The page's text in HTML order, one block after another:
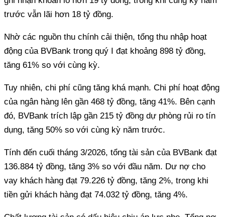
trước vẫn lãi hơn 18 tỷ đồng.
Nhờ các nguồn thu chính cải thiện, tổng thu nhập hoạt
động của BVBank trong quý I đạt khoảng 898 tỷ đồng,
tăng 61% so với cùng kỳ.
Tuy nhiên, chi phí cũng tăng khá mạnh. Chi phí hoạt động
của ngân hàng lên gần 468 tỷ đồng, tăng 41%. Bên cạnh
đó, BVBank trích lập gần 215 tỷ đồng dự phòng rủi ro tín
dụng, tăng 50% so với cùng kỳ năm trước.
Tính đến cuối tháng 3/2026, tổng tài sản của BVBank đạt
136.884 tỷ đồng, tăng 3% so với đầu năm. Dư nợ cho
vay khách hàng đạt 79.226 tỷ đồng, tăng 2%, trong khi
tiền gửi khách hàng đạt 74.032 tỷ đồng, tăng 4%.